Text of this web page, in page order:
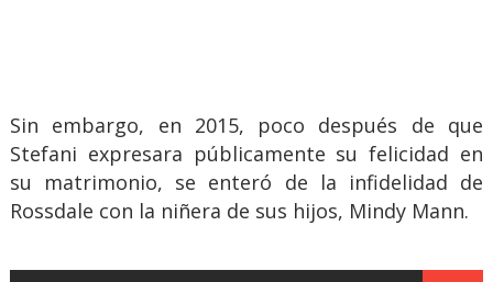
Sin embargo, en 2015, poco después de que
Stefani expresara públicamente su felicidad en
su matrimonio, se enteró de la infidelidad de
Rossdale con la niñera de sus hijos, Mindy Mann.